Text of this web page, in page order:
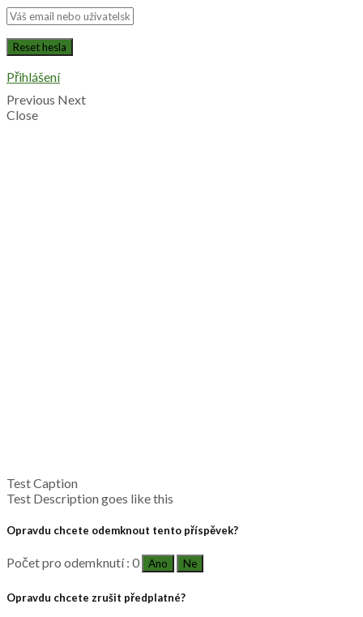
Přihlášení
Previous Next
Close
Test Caption
Test Description goes like this
Opravdu chcete odemknout tento příspěvek?
Počet pro odemknutí : 0 Ano Ne
Opravdu chcete zrušit předplatné?